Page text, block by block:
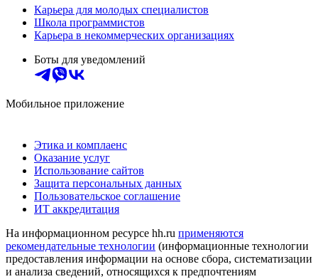
Карьера для молодых специалистов
Школа программистов
Карьера в некоммерческих организациях
Боты для уведомлений
Мобильное приложение
Этика и комплаенс
Оказание услуг
Использование сайтов
Защита персональных данных
Пользовательское соглашение
ИТ аккредитация
На информационном ресурсе hh.ru применяются
рекомендательные технологии (информационные технологии
предоставления информации на основе сбора, систематизации
и анализа сведений, относящихся к предпочтениям